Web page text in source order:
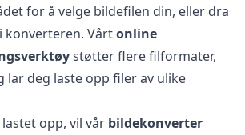
for å velge bildefilen din, eller dra
konverteren. Vårtonline
støtter flere filformater,
lar deg laste opp filer av ulike
opp, vil vår bildekonverter